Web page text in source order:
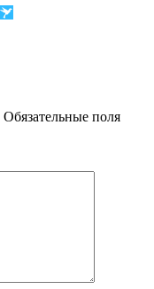
Обязательные поля